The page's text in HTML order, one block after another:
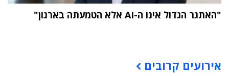
"האתגר הגדול אינו ה-AI אלא הטמעתה בארגון"
אירועים קרובים